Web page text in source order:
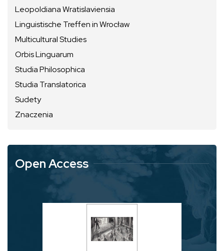
Leopoldiana Wratislaviensia
Linguistische Treffen in Wrocław
Multicultural Studies
Orbis Linguarum
Studia Philosophica
Studia Translatorica
Sudety
Znaczenia
Open Access